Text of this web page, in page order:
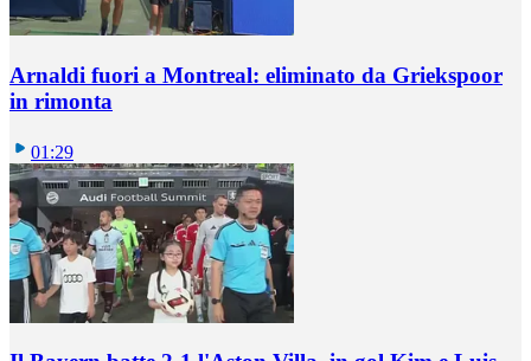
Arnaldi fuori a Montreal: eliminato da Griekspoor
in rimonta
01:29